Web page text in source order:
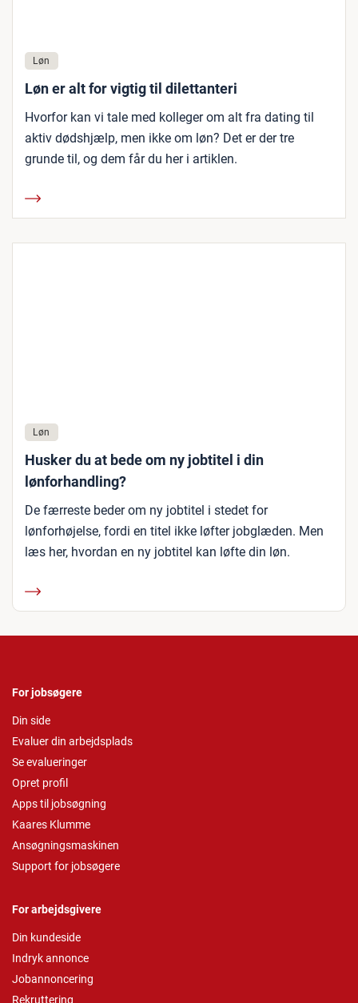
Løn
Løn er alt for vigtig til dilettanteri
Hvorfor kan vi tale med kolleger om alt fra dating til
aktiv dødshjælp, men ikke om løn? Det er der tre
grunde til, og dem får du her i artiklen.
Løn
Husker du at bede om ny jobtitel i din
lønforhandling?
De færreste beder om ny jobtitel i stedet for
lønforhøjelse, fordi en titel ikke løfter jobglæden. Men
læs her, hvordan en ny jobtitel kan løfte din løn.
For jobsøgere
Din side
Evaluer din arbejdsplads
Se evalueringer
Opret profil
Apps til jobsøgning
Kaares Klumme
Ansøgningsmaskinen
Support for jobsøgere
For arbejdsgivere
Din kundeside
Indryk annonce
Jobannoncering
Rekruttering